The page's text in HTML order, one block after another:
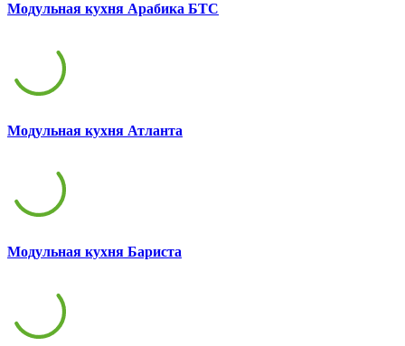
Модульная кухня Арабика БТС
Модульная кухня Атланта
Модульная кухня Бариста